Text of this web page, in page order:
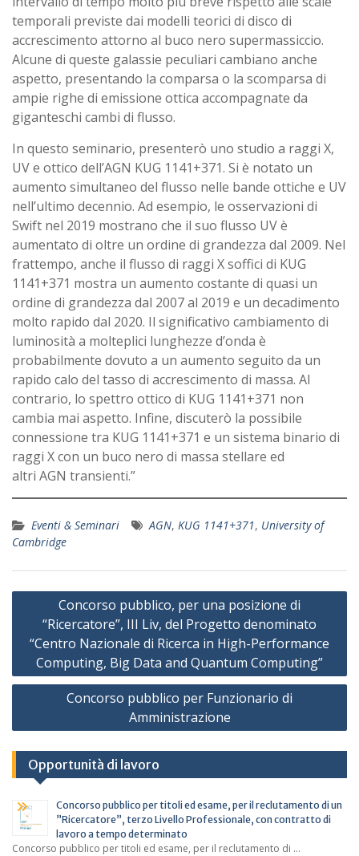
temporali previste dai modelli teorici di disco di
accrescimento attorno al buco nero supermassiccio.
Alcune di queste galassie peculiari cambiano anche
aspetto, presentando la comparsa o la scomparsa di
ampie righe di emissione ottica accompagnate da
giganteschi cambi di flusso.
In questo seminario, presenterò uno studio a raggi X,
UV e ottico dell’AGN KUG 1141+371. Si è notato un
aumento simultaneo del flusso nelle bande ottiche e UV
nell’ultimo decennio. Ad esempio, le osservazioni di
Swift nel 2019 mostrano che il suo flusso UV è
aumentato di oltre un ordine di grandezza dal 2009. Nel
frattempo, anche il flusso di raggi X soffici di KUG
1141+371 mostra un aumento costante di quasi un
ordine di grandezza dal 2007 al 2019 e un decadimento
molto rapido dal 2020. Il significativo cambiamento di
luminosità a molteplici lunghezze d’onda è
probabilmente dovuto a un aumento seguito da un
rapido calo del tasso di accrescimento di massa. Al
contrario, lo spettro ottico di KUG 1141+371 non
cambia mai aspetto. Infine, discuterò la possibile
connessione tra KUG 1141+371 e un sistema binario di
raggi X con un buco nero di massa stellare ed
altri AGN transienti.”
Eventi & Seminari AGN, KUG 1141+371, University of
Cambridge
Navigazione
articoli
Concorso pubblico, per una posizione di
“Ricercatore”, III Liv, del Progetto denominato
“Centro Nazionale di Ricerca in High-Performance
Computing, Big Data and Quantum Computing”
Concorso pubblico per Funzionario di
Amministrazione
Opportunità di lavoro
Concorso pubblico per titoli ed esame, per il reclutamento di un
”Ricercatore”, terzo Livello Professionale, con contratto di
lavoro a tempo determinato
Concorso pubblico per titoli ed esame, per il reclutamento di …